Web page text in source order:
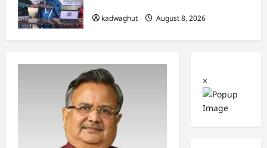
kadwaghut
August 8, 2026
×